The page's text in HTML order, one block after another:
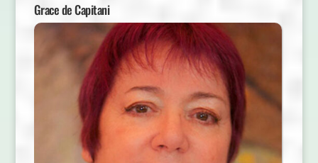
Grace de Capitani